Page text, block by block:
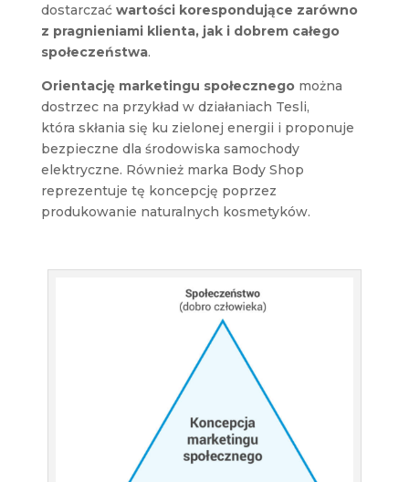
dostarczać wartości korespondujące zarówno
z pragnieniami klienta, jak i dobrem całego
społeczeństwa.
Orientację marketingu społecznego można
dostrzec na przykład w działaniach Tesli,
która skłania się ku zielonej energii i proponuje
bezpieczne dla środowiska samochody
elektryczne. Również marka Body Shop
reprezentuje tę koncepcję poprzez
produkowanie naturalnych kosmetyków.